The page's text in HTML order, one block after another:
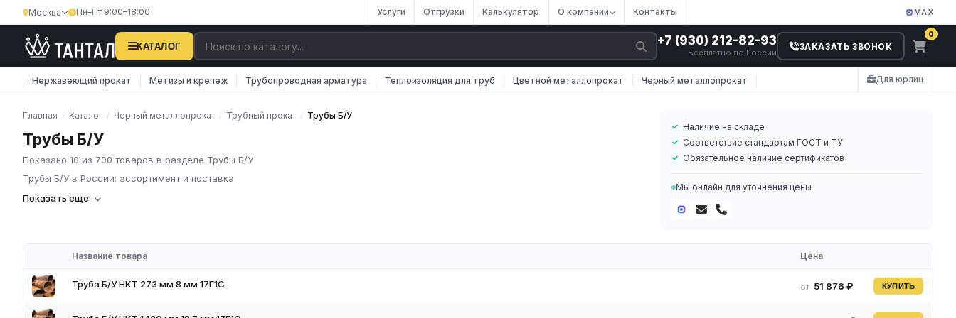
Москва Пн–Пт 9:00–18:00 Услуги Отгрузки Калькулятор О компании Контакты MAX
КАТАЛОГ +7 (930) 212-82-93
Бесплатно по России
ЗАКАЗАТЬ ЗВОНОК
0
Нержавеющий прокат Метизы и крепеж Трубопроводная арматура Теплоизоляция для труб Цветной металлопрокат Черный металлопрокат Для юрлиц
Главная / Каталог / Черный металлопрокат / Трубный прокат / Трубы Б/У
Трубы Б/У
Показано 10 из 700 товаров в разделе Трубы Б/У
Трубы Б/У в России: ассортимент и поставка
Труба б/у
исчерпал, демонтирован по всем правилам для такой продукции.
Технические характеристики
Показать еще
Наличие на складе
Соответствие стандартам ГОСТ и ТУ
Обязательное наличие сертификатов
Мы онлайн для уточнения цены
Название товара Цена
Труба Б/У НКТ 273 мм 8 мм 17Г1С от 51 876 ₽ КУПИТЬ